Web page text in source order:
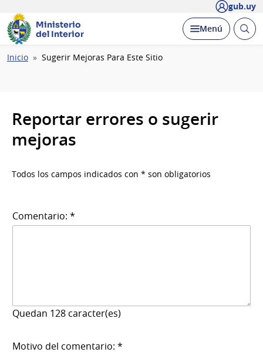
gub.uy
Ministerio
del Interior
Desplegar
Menú Abrir
Ruta
Inicio Sugerir Mejoras Para Este Sitio
Reportar errores o sugerir
mejoras
Todos los campos indicados con * son obligatorios
Comentario: *
Quedan 128 caracter(es)
Motivo del comentario: *